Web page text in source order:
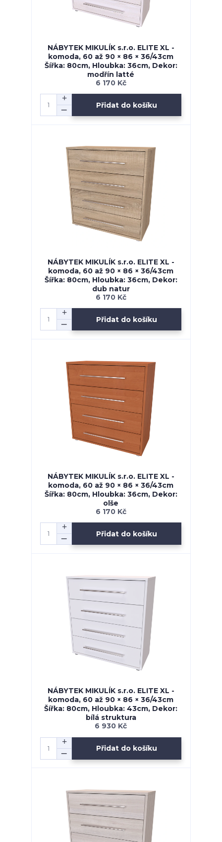
NÁBYTEK MIKULÍK s.r.o. ELITE XL -
komoda, 60 až 90 × 86 × 36/43cm
Šířka: 80cm, Hloubka: 36cm, Dekor:
modřín latté
6 170 Kč
Přidat do košíku
NÁBYTEK MIKULÍK s.r.o. ELITE XL -
komoda, 60 až 90 × 86 × 36/43cm
Šířka: 80cm, Hloubka: 36cm, Dekor:
dub natur
6 170 Kč
Přidat do košíku
NÁBYTEK MIKULÍK s.r.o. ELITE XL -
komoda, 60 až 90 × 86 × 36/43cm
Šířka: 80cm, Hloubka: 36cm, Dekor:
olše
6 170 Kč
Přidat do košíku
NÁBYTEK MIKULÍK s.r.o. ELITE XL -
komoda, 60 až 90 × 86 × 36/43cm
Šířka: 80cm, Hloubka: 43cm, Dekor:
bílá struktura
6 930 Kč
Přidat do košíku